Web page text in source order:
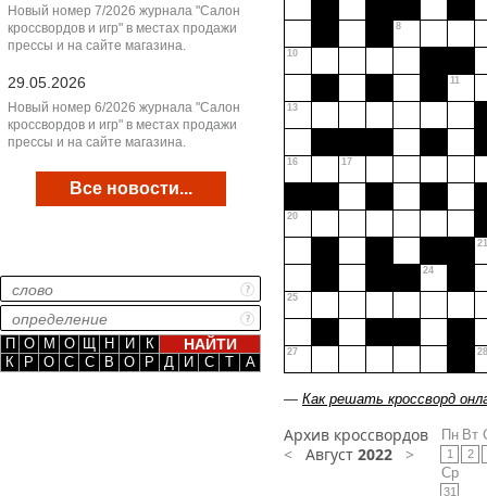
Новый номер 7/2026 журнала "Салон
кроссвордов и игр" в местах продажи
прессы и на сайте магазина.
29.05.2026
Новый номер 6/2026 журнала "Салон
кроссвордов и игр" в местах продажи
прессы и на сайте магазина.
Все новости...
П О М О Щ Н И
К
К
Р О С С В О Р Д И С Т А
8
10
11
13
16 17
20
21
24
25
27 28
— Как решать кроссворд
Архив кроссвордов
< Август 2022 >
Пн
1
Вт
2
Ср
31